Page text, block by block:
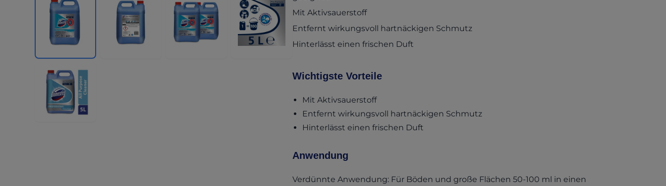
Mit Aktivsauerstoff
Entfernt wirkungsvoll hartnäckigen Schmutz
Hinterlässt einen frischen Duft
Wichtigste Vorteile
Mit Aktivsauerstoff
Entfernt wirkungsvoll hartnäckigen Schmutz
Hinterlässt einen frischen Duft
Anwendung
Verdünnte Anwendung: Für Böden und große Flächen 50-100 ml in einen